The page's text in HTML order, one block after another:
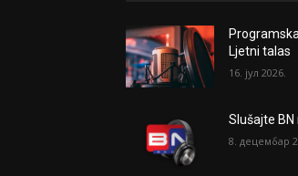
Ljetni talas
16. јул 2026.
Slušajte BN
8. децембар